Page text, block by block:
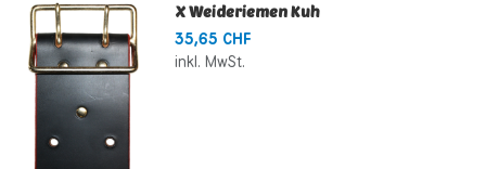
X Weideriemen Kuh
35,65 CHF
inkl. MwSt.